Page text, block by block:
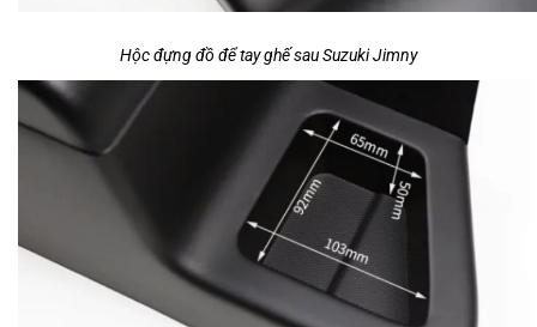
Hộc đựng đồ để tay ghế sau Suzuki Jimny